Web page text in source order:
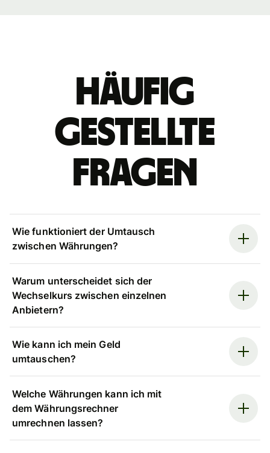
Häufig
gestellte
Fragen
Wie funktioniert der Umtausch
zwischen Währungen?
Warum unterscheidet sich der
Wechselkurs zwischen einzelnen
Anbietern?
Wie kann ich mein Geld
umtauschen?
Welche Währungen kann ich mit
dem Währungsrechner
umrechnen lassen?